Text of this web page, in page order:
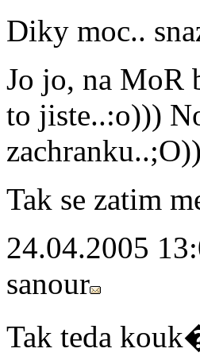
Diky moc..
Jo jo, na MoR
to jiste..:o)))
Tak se zatim
24.04.2005
sanour
Tak teda